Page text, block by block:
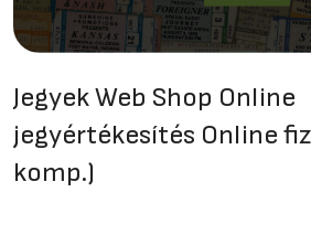
Jegyek Web Shop Online
jegyértékesítés Online
komp.)